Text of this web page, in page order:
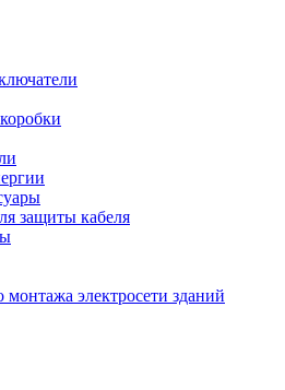
защиты кабеля
электросети зданий